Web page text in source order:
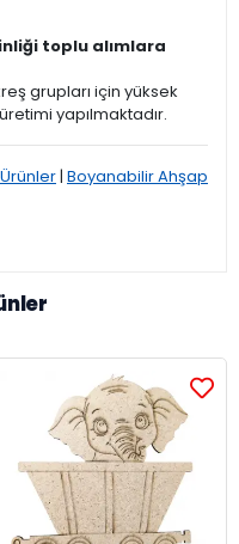
toplu alımlara
grupları için yüksek
yapılmaktadır.
| Boyanabilir Ahşap